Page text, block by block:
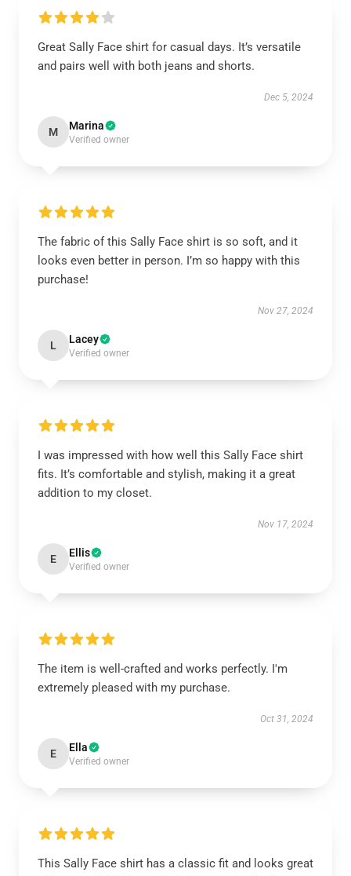
Great Sally Face shirt for casual days. It’s versatile
and pairs well with both jeans and shorts.
Dec 5, 2024
M Marina
Verified owner
The fabric of this Sally Face shirt is so soft, and it
looks even better in person. I’m so happy with this
purchase!
Nov 27, 2024
L Lacey
Verified owner
I was impressed with how well this Sally Face shirt
fits. It’s comfortable and stylish, making it a great
addition to my closet.
Nov 17, 2024
E Ellis
Verified owner
The item is well-crafted and works perfectly. I'm
extremely pleased with my purchase.
Oct 31, 2024
E Ella
Verified owner
This Sally Face shirt has a classic fit and looks great